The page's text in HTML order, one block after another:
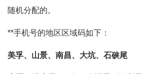
随机分配的。
**手机号的地区区域码如下：
美孚、山景、南昌、大坑、石硖尾